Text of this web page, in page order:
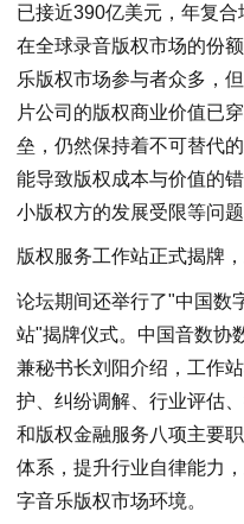
已接近390亿美元，年复
在全球录音版权市场的份
乐版权市场参与者众多，
片公司的版权商业价值已
垒，仍然保持着不可替代
能导致版权成本与价值的
小版权方的发展受限等问题
版权服务工作站正式揭牌
论坛期间还举行了"中国数
站"揭牌仪式。中国音数协
兼秘书长刘阳介绍，工作
护、纠纷调解、行业评估
和版权金融服务八项主要
体系，提升行业自律能力
字音乐版权市场环境。